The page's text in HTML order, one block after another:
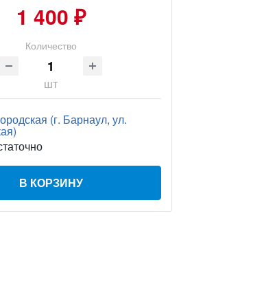
1 400 ₽
Количество
шт
(г. Барнаул, ул.
В КОРЗИНУ